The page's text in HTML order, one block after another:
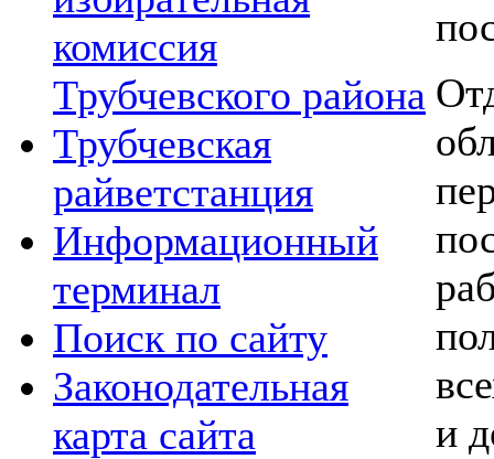
комиссия
Трубчевского района
Трубчевская
райветстанция
Информационный
терминал
Поиск по сайту
Законодательная
карта сайта
и